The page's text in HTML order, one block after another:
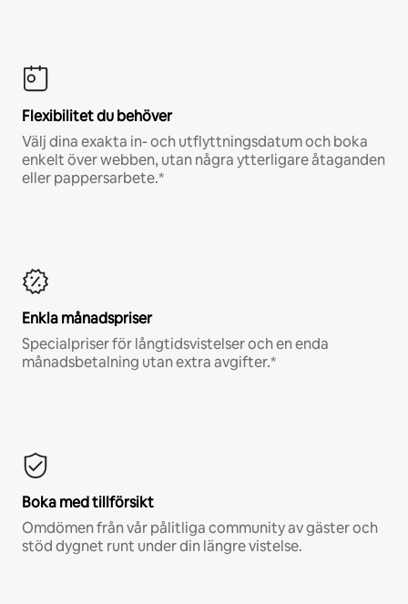
Flexibilitet du behöver
Välj dina exakta in- och utflyttningsdatum och boka
enkelt över webben, utan några ytterligare åtaganden
eller pappersarbete.*
Enkla månadspriser
Specialpriser för långtidsvistelser och en enda
månadsbetalning utan extra avgifter.*
Boka med tillförsikt
Omdömen från vår pålitliga community av gäster och
stöd dygnet runt under din längre vistelse.